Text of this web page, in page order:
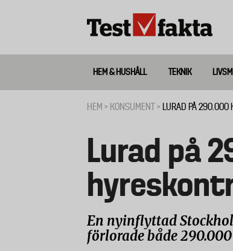
Huvudmeny
ny
HEM & HUSHÅLL TEKNIK
HEM KONSUMENT LURAD PÅ 290.000
Lurad på
En nyinflyttad
förlorade både